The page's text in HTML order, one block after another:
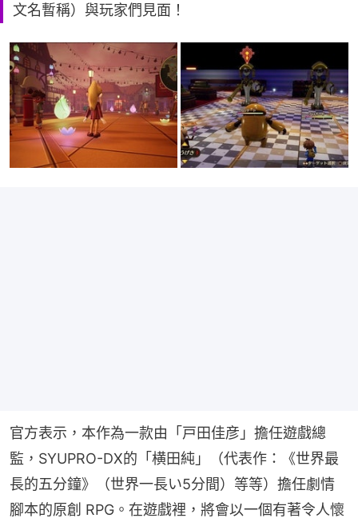
文名暫稱）與玩家們見面！
官方表示，本作為一款由「戸田佳彦」擔任遊戲總
監，SYUPRO-DX的「横田純」（代表作：《世界最
長的五分鐘》（世界一長い5分間）等等）擔任劇情
腳本的原創 RPG。在遊戲裡，將會以一個有著令人懷